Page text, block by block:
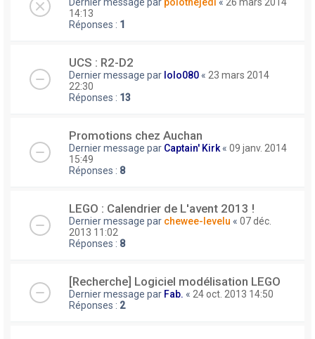
14:13
Réponses : 1
UCS : R2-D2
Dernier message par lolo080 « 23 mars 2014
22:30
Réponses : 13
Promotions chez Auchan
Dernier message par Captain' Kirk « 09 janv. 2014
15:49
Réponses : 8
LEGO : Calendrier de L'avent 2013 !
Dernier message par chewee-levelu « 07 déc.
2013 11:02
Réponses : 8
[Recherche] Logiciel modélisation LEGO
Dernier message par Fab. « 24 oct. 2013 14:50
Réponses : 2